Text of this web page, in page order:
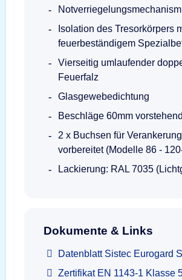
Isolation des Tresorkörpers
feuerbeständigem
Vierseitig umlaufender
Feuerfalz
Glasgewebedichtung
Beschläge 60mm vorstehend
2 x Buchsen für
vorbereitet (Modelle 86 -
Lackierung: RAL 7035
Dokumente & Links
Datenblatt Sistec Eurogard
Zertifikat EN 1143-1 Klasse